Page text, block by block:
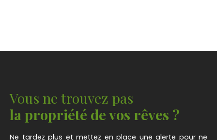
Vous ne trouvez pas
la propriété de vos rêves ?
Ne tardez plus et mettez en place une alerte pour ne